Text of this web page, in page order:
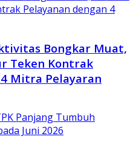
Bongkar Muat,
Teken Kontrak
Mitra Pelayaran